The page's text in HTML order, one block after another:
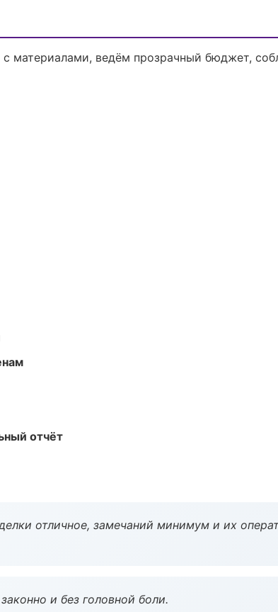
материалами, ведём прозрачный бюджет,
отчёт
отличное, замечаний минимум и их
и без головной боли.